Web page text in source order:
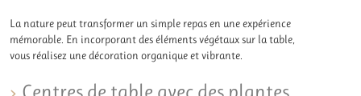
La nature peut transformer un simple repas en une expérience
mémorable. En incorporant des éléments végétaux sur la table,
vous réalisez une décoration organique et vibrante.